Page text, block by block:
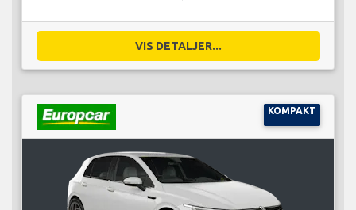
VIS DETALJER...
KOMPAKT